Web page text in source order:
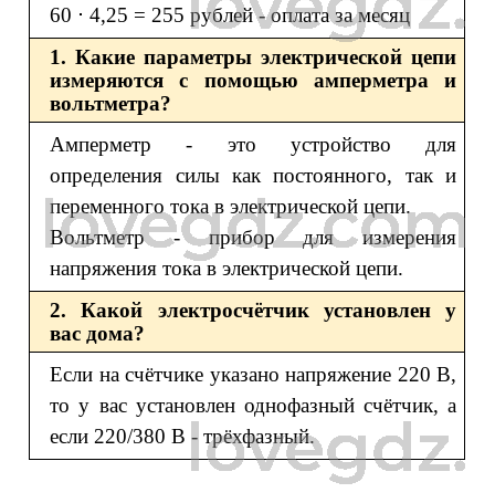
60 ⋅ 4,25 = 255 рублей - оплата за месяц
1. Какие параметры электрической цепи
измеряются с помощью амперметра и
вольтметра?
Амперметр - это устройство для
определения силы как постоянного, так и
переменного тока в электрической цепи.
Вольтметр - прибор для измерения
напряжения тока в электрической цепи.
2. Какой электросчётчик установлен у
вас дома?
Если на счётчике указано напряжение 220 В,
то у вас установлен однофазный счётчик, а
если 220/380 В - трёхфазный.